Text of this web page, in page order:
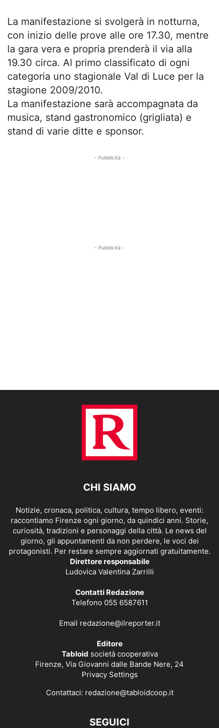
La manifestazione si svolgerà in notturna,
con inizio delle prove alle ore 17.30, mentre
la gara vera e propria prenderà il via alla
19.30 circa. Al primo classificato di ogni
categoria uno stagionale Val di Luce per la
stagione 2009/2010.
La manifestazione sarà accompagnata da
musica, stand gastronomico (grigliata) e
stand di varie ditte e sponsor.
- Pubblicità -
- Pubblicità -
CHI SIAMO
Notizie, cronaca, politica, cultura, tempo libero, eventi:
raccontiamo Firenze ogni giorno, da quindici anni. Storie,
curiosità, tradizioni e personaggi della città. Le news del
giorno, gli appuntamenti da non perdere, le voci dei
protagonisti. Per restare sempre aggiornati gratuitamente.
Direttore responsabile
Ludovica Valentina Zarrilli
Contatti Redazione
Telefono 055 6587611
Email redazione@ilreporter.it
Editore
Tabloid società cooperativa
Firenze, Via Giovanni dalle Bande Nere, 24
Privacy Settings
Contattaci: redazione@tabloidcoop.it
SEGUICI